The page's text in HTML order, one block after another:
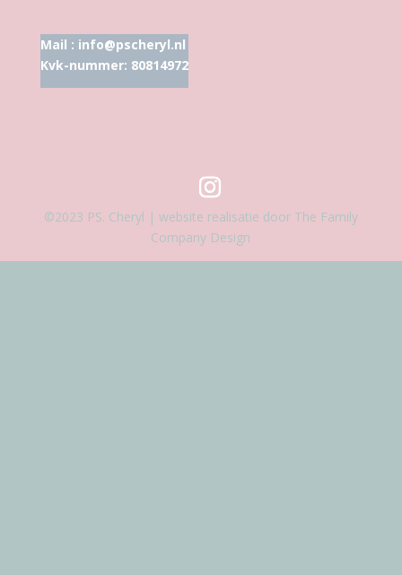
Mail : info@pscheryl.nl
Kvk-nummer: 80814972
©2023 PS. Cheryl | website realisatie door The Family
Company Design